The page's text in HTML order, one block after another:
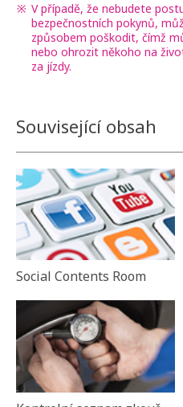
※ V případě, že nebudete
bezpečnostních pokynů,
způsobem poškodit, čímž
nebo ohrozit někoho na
za jízdy.
Související obsah
Social Contents Room